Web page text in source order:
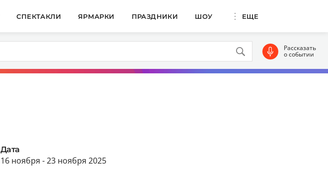
СПЕКТАКЛИ ЯРМАРКИ ПРАЗДНИКИ ШОУ ЕЩЕ
Рассказать
о событии
Дата
16 ноября - 23 ноября 2025